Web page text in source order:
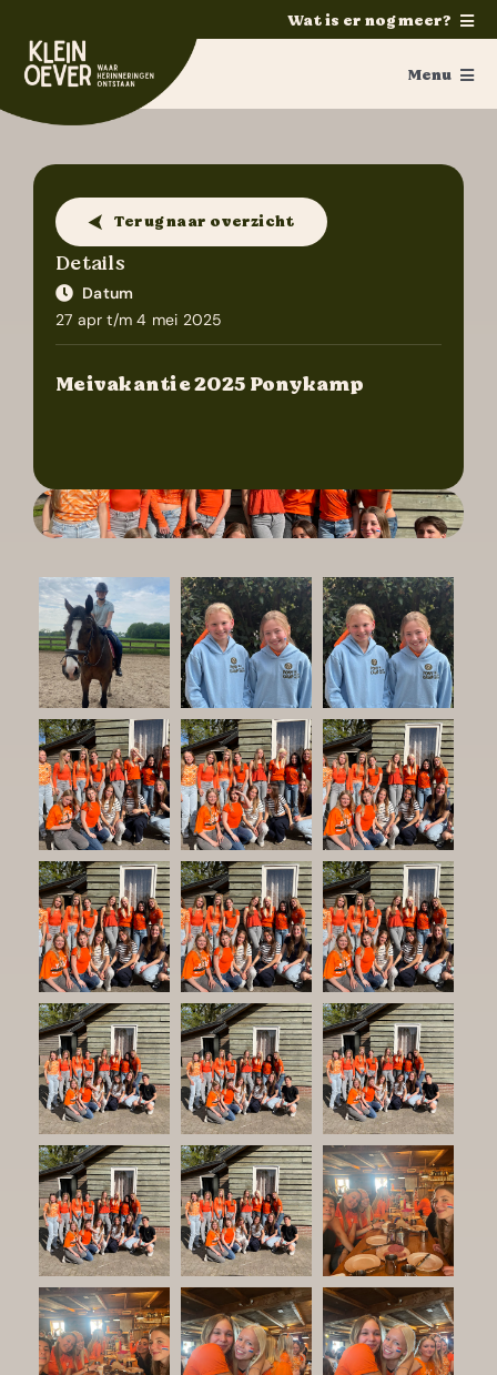
naar
inhoud
Wat is er nog meer?
Home
Ponykamp
Groepsaccommodatie
Survivalkamp
Manege
Schoolkamp
Contact
Menu
Activiteiten
Ouders/verzorgers
Fotoalbum
Vakanties
Meld je aan
Terug naar overzicht
Details
Datum
27 apr t/m 4 mei 2025
Meivakantie 2025 Ponykamp
.